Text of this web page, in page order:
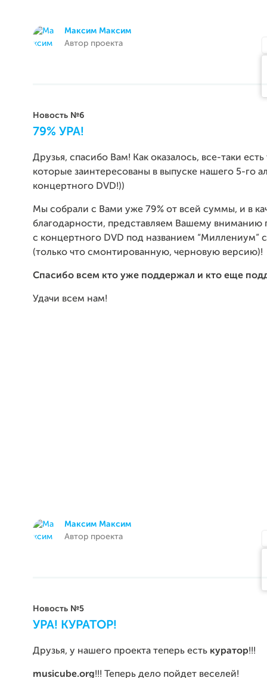
Максим Максим
Автор проекта
Новость №6
79% УРА!
Друзья, спасибо Вам! Как оказалось, все-таки
которые заинтересованы в выпуске нашего 5-го
концертного DVD!))
Мы собрали с Вами уже 79% от всей суммы, и в
благодарности, представляем Вашему вниманию
с концертного DVD под названием “Миллениум”
(только что смонтированную, черновую версию)!
Спасибо всем кто уже поддержал и кто еще
Удачи всем нам!
Максим Максим
Автор проекта
Новость №5
УРА! КУРАТОР!
Друзья, у нашего проекта теперь есть куратор!!!
musicube.org!!! Теперь дело пойдет веселей!